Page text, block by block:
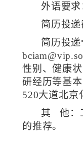
外语要求
简历投递
简历投递
性别、健康
研经历等基
520大道北京
其
他：
的推荐。